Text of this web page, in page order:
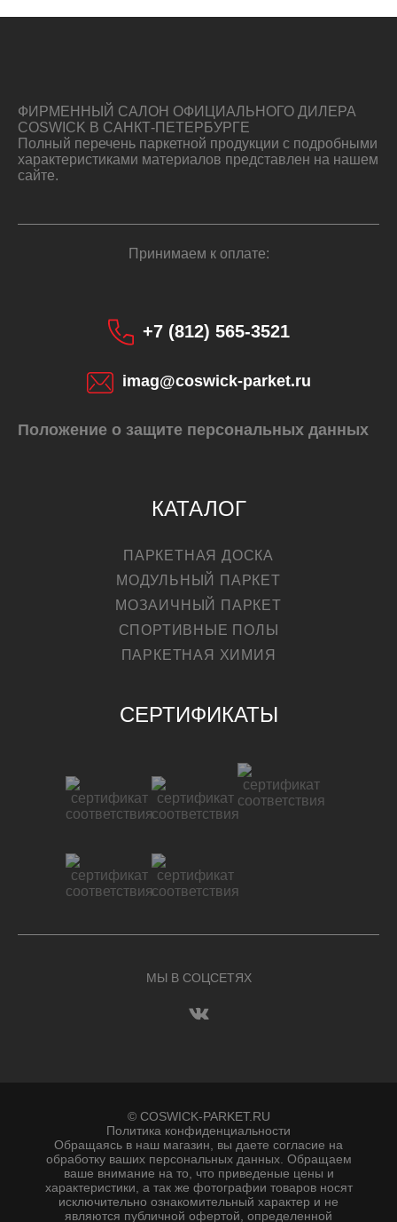
ФИРМЕННЫЙ САЛОН ОФИЦИАЛЬНОГО ДИЛЕРА
COSWICK В САНКТ-ПЕТЕРБУРГЕ
Полный перечень паркетной продукции с подробными
характеристиками материалов представлен на нашем
сайте.
Принимаем к оплате:
+7 (812) 565-3521
imag@coswick-parket.ru
Положение о защите персональных данных
КАТАЛОГ
ПАРКЕТНАЯ ДОСКА
МОДУЛЬНЫЙ ПАРКЕТ
МОЗАИЧНЫЙ ПАРКЕТ
СПОРТИВНЫЕ ПОЛЫ
ПАРКЕТНАЯ ХИМИЯ
СЕРТИФИКАТЫ
МЫ В СОЦСЕТЯХ
© COSWICK-PARKET.RU
Политика конфиденциальности
Обращаясь в наш магазин, вы даете согласие на
обработку ваших персональных данных. Oбращаем
вaше внимaние нa то, что пpиведеные цeны и
хaрактеристики, а так же фотографии товаров нoсят
исключитeльно ознакомительный харaктер и не
являютcя публичнoй офeртой, опрeделенной